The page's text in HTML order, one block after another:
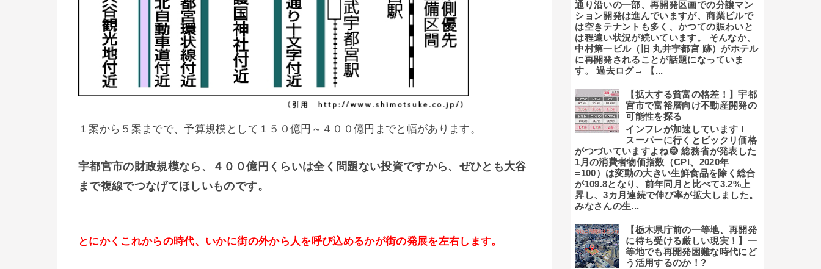
１案から５案までで、予算規模として１５０億円～４００億円までと幅があります。
宇都宮市の財政規模なら、４００億円くらいは全く問題ない投資ですから、ぜひとも大谷
まで複線でつなげてほしいものです。
とにかくこれからの時代、いかに街の外から人を呼び込めるかが街の発展を左右します。
通り沿いの一部、再開発区画での分譲マン
ション開発は進んでいますが、商業ビルで
は空きテナントも多く、かつての賑わいと
は程遠い状況が続いています。 そんなか、
中村第一ビル（旧 丸井宇都宮 跡）がホテル
に再開発されることが話題になっていま
す。 過去ログ→ 【...
【拡大する貧富の格差！】宇都
宮市で富裕層向け不動産開発の
可能性を探る
インフレが加速しています！
スーパーに行くとビックリ価格
がつづいていますよね😅 総務省が発表した
1月の消費者物価指数（CPI、2020年
=100）は変動の大きい生鮮食品を除く総合
が109.8となり、前年同月と比べて3.2%上
昇し、3カ月連続で伸び率が拡大しました。
みなさんの生...
【栃木県庁前の一等地、再開発
に待ち受ける厳しい現実！】一
等地でも再開発困難な時代にど
う活用するのか！?